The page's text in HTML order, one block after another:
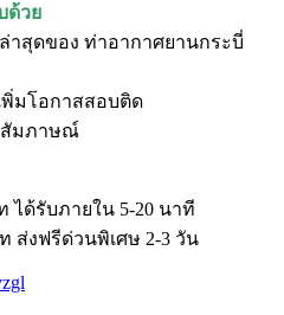
ด้วย
สุดของ ท่าอากาศยานกระบี่
มโอกาสสอบติด
สัมภาษณ์
ได้รับภายใน 5-20 นาที
ส่งฟรีด่วนพิเศษ 2-3 วัน